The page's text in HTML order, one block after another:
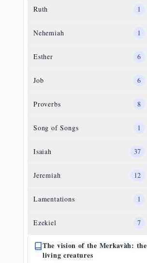
Ruth 1
Nehemiah 1
Esther 6
Job 6
Proverbs 8
Song of Songs 1
Isaiah 37
Jeremiah 12
Lamentations 1
Ezekiel 7
The vision of the Merkavàh: the
living creatures